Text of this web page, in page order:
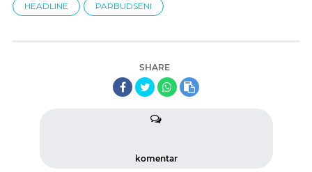
HEADLINE PARBUDSENI
SHARE
komentar